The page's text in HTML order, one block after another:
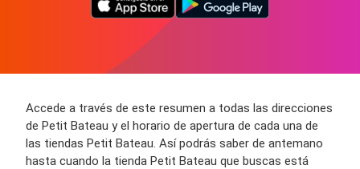
Accede a través de este resumen a todas las direcciones
de Petit Bateau y el horario de apertura de cada una de
las tiendas Petit Bateau. Así podrás saber de antemano
hasta cuando la tienda Petit Bateau que buscas está